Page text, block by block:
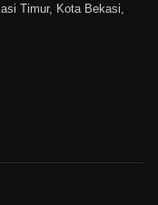
Timur, Kota Bekasi,